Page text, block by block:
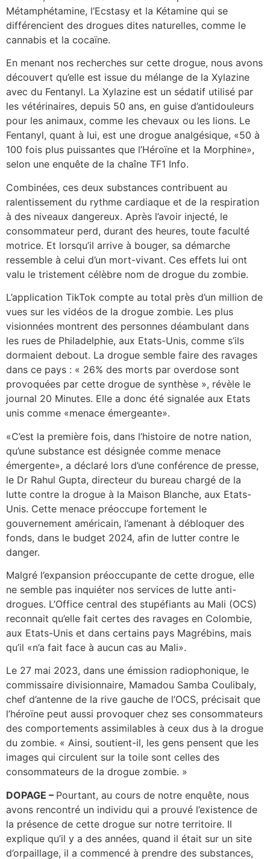
Métamphétamine, l’Ecstasy et la Kétamine qui se
différencient des drogues dites naturelles, comme le
cannabis et la cocaïne.
En menant nos recherches sur cette drogue, nous avons
découvert qu’elle est issue du mélange de la Xylazine
avec du Fentanyl. La Xylazine est un sédatif utilisé par
les vétérinaires, depuis 50 ans, en guise d’antidouleurs
pour les animaux, comme les chevaux ou les lions. Le
Fentanyl, quant à lui, est une drogue analgésique, «50 à
100 fois plus puissantes que l’Héroïne et la Morphine»,
selon une enquête de la chaîne TF1 Info.
Combinées, ces deux substances contribuent au
ralentissement du rythme cardiaque et de la respiration
à des niveaux dangereux. Après l’avoir injecté, le
consommateur perd, durant des heures, toute faculté
motrice. Et lorsqu’il arrive à bouger, sa démarche
ressemble à celui d’un mort-vivant. Ces effets lui ont
valu le tristement célèbre nom de drogue du zombie.
L’application TikTok compte au total près d’un million de
vues sur les vidéos de la drogue zombie. Les plus
visionnées montrent des personnes déambulant dans
les rues de Philadelphie, aux Etats-Unis, comme s’ils
dormaient debout. La drogue semble faire des ravages
dans ce pays : « 26% des morts par overdose sont
provoquées par cette drogue de synthèse », révèle le
journal 20 Minutes. Elle a donc été signalée aux Etats
unis comme «menace émergeante».
«C’est la première fois, dans l’histoire de notre nation,
qu’une substance est désignée comme menace
émergente», a déclaré lors d’une conférence de presse,
le Dr Rahul Gupta, directeur du bureau chargé de la
lutte contre la drogue à la Maison Blanche, aux Etats-
Unis. Cette menace préoccupe fortement le
gouvernement américain, l’amenant à débloquer des
fonds, dans le budget 2024, afin de lutter contre le
danger.
Malgré l’expansion préoccupante de cette drogue, elle
ne semble pas inquiéter nos services de lutte anti-
drogues. L’Office central des stupéfiants au Mali (OCS)
reconnait qu’elle fait certes des ravages en Colombie,
aux Etats-Unis et dans certains pays Magrébins, mais
qu’il «n’a fait face à aucun cas au Mali».
Le 27 mai 2023, dans une émission radiophonique, le
commissaire divisionnaire, Mamadou Samba Coulibaly,
chef d’antenne de la rive gauche de l’OCS, précisait que
l’héroïne peut aussi provoquer chez ses consommateurs
des comportements assimilables à ceux dus à la drogue
du zombie. « Ainsi, soutient-il, les gens pensent que les
images qui circulent sur la toile sont celles des
consommateurs de la drogue zombie. »
DOPAGE – Pourtant, au cours de notre enquête, nous
avons rencontré un individu qui a prouvé l’existence de
la présence de cette drogue sur notre territoire. Il
explique qu’il y a des années, quand il était sur un site
d’orpaillage, il a commencé à prendre des substances,